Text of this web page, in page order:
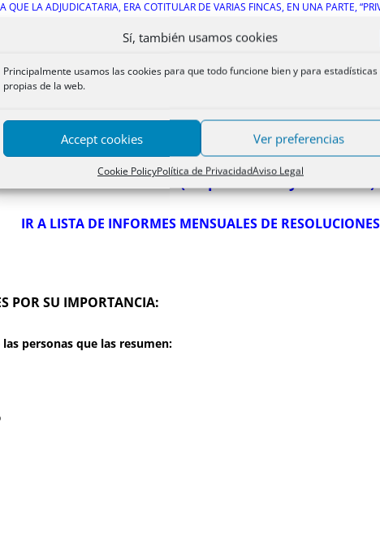
Sí, también usamos cookies
Principalmente usamos las cookies para que todo funcione bien y para estadísticas
propias de la web.
Accept cookies Ver preferencias
Cookie PolicyPolítica de PrivacidadAviso Legal
LA ADJUDICATARIA, ERA COTITULAR DE VARIAS FINCAS, EN UNA PARTE,
de 2017)
Ir a la Primera Parte (Disposiciones y Sección II)
IR A LISTA DE INFORMES MENSUALES DE RESOLUCIONES
POR SU IMPORTANCIA:
personas que las resumen: